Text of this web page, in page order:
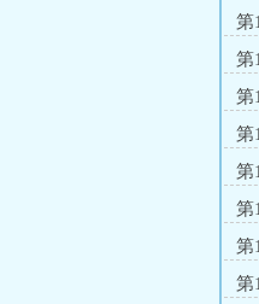
第
第
第
第
第
第
第
第